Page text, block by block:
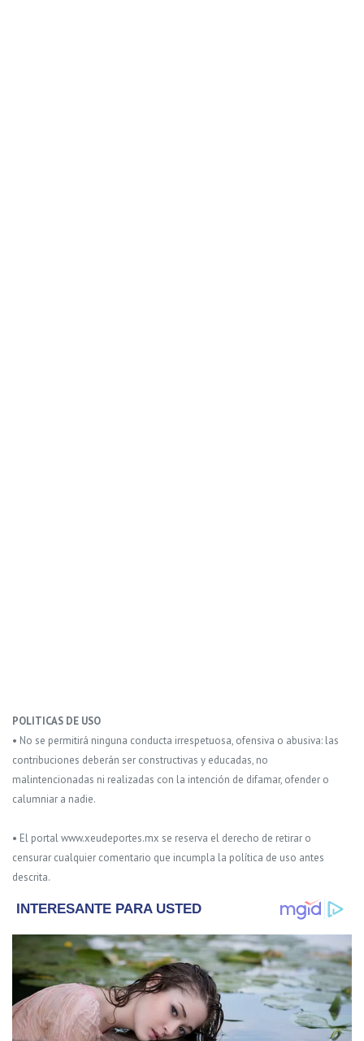
POLITICAS DE USO
• No se permitirá ninguna conducta irrespetuosa, ofensiva o abusiva: las
contribuciones deberán ser constructivas y educadas, no
malintencionadas ni realizadas con la intención de difamar, ofender o
calumniar a nadie.
• El portal www.xeudeportes.mx se reserva el derecho de retirar o
censurar cualquier comentario que incumpla la política de uso antes
descrita.